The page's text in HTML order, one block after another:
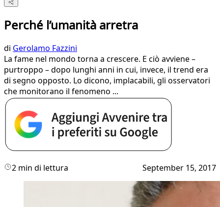
Perché l’umanità arretra
di Gerolamo Fazzini
La fame nel mondo torna a crescere. E ciò avviene –
purtroppo – dopo lunghi anni in cui, invece, il trend era
di segno opposto. Lo dicono, implacabili, gli osservatori
che monitorano il fenomeno ...
2 min di lettura September 15, 2017